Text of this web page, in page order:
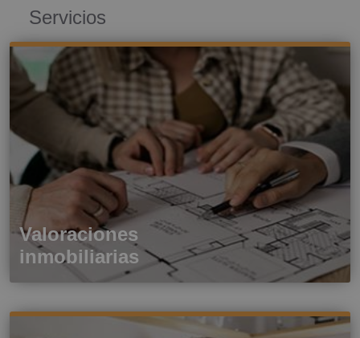
Servicios
Valoraciones
inmobiliarias